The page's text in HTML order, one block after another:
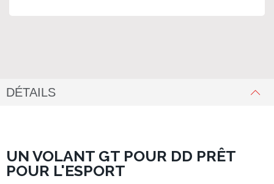
DÉTAILS
UN VOLANT GT POUR DD PRÊT
POUR L'ESPORT